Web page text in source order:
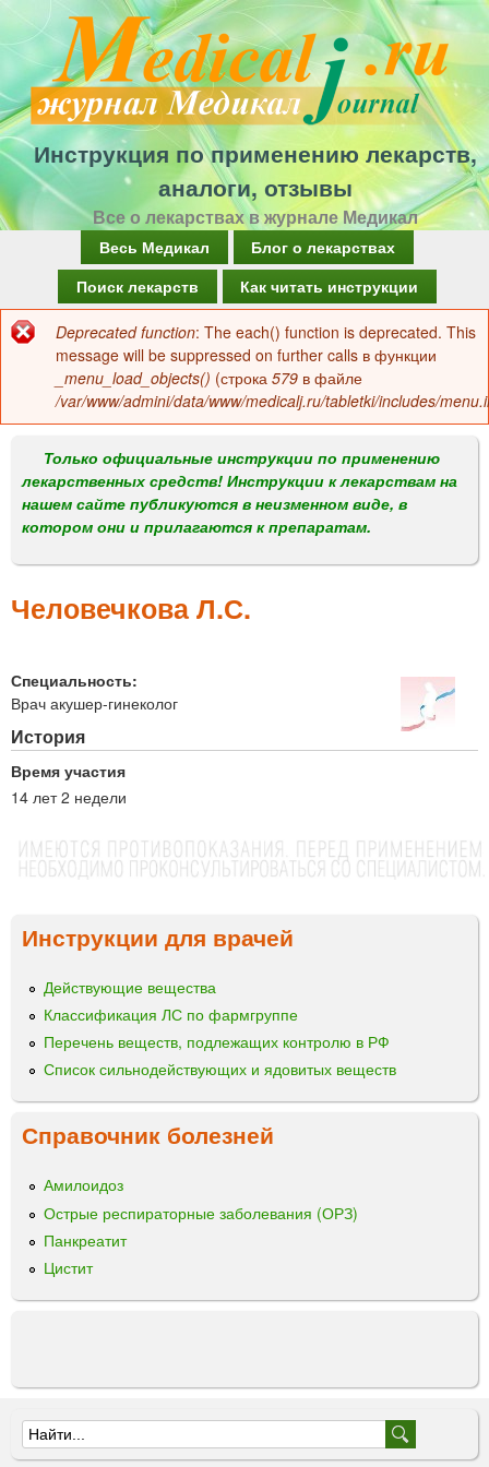
Перейти
к
основному
содержанию
Инструкция по применению лекарств,
аналоги, отзывы
Все о лекарствах в журнале Медикал
а
в
о
м
е
н
Весь Медикал
Блог о лекарствах
Поиск лекарств
Как читать инструкции
Сообщение
об
ошибке
Deprecated function: The each() function is deprecated. This
message will be suppressed on further calls в функции
_menu_load_objects() (строка 579 в файле
/var/www/admini/data/www/medicalj.ru/tabletki/includes/
Только официальные инструкции по применению
лекарственных средств! Инструкции к лекарствам на
нашем сайте публикуются в неизменном виде, в
котором они и прилагаются к препаратам.
Человечкова Л.С.
Специальность:
Врач акушер-гинеколог
История
Время участия
14 лет 2 недели
Инструкции для врачей
Действующие вещества
Классификация ЛС по фармгруппе
Перечень веществ, подлежащих контролю в РФ
Список сильнодействующих и ядовитых веществ
Справочник болезней
Амилоидоз
Острые респираторные заболевания (ОРЗ)
Панкреатит
Цистит
Ф